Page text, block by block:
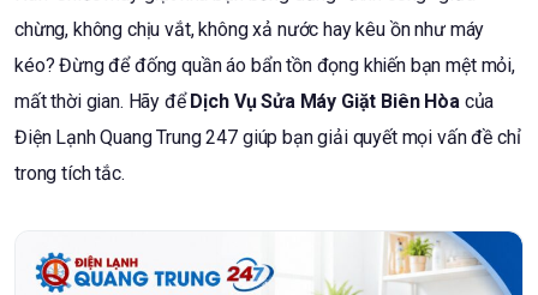
chừng, không chịu vắt, không xả nước hay kêu ồn như máy
kéo? Đừng để đống quần áo bẩn tồn đọng khiến bạn mệt mỏi,
mất thời gian. Hãy đểDịch Vụ Sửa Máy Giặt Biên Hòacủa
Điện Lạnh Quang Trung 247 giúp bạn giải quyết mọi vấn đề chỉ
trong tích tắc.